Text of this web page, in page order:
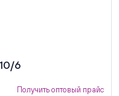
6
Получить оптовый прайс